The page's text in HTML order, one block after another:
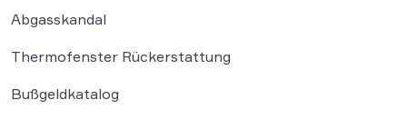
Abgasskandal
Thermofenster Rückerstattung
Bußgeldkatalog